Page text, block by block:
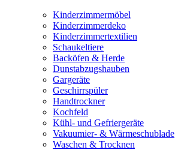
Kinderzimmermöbel
Kinderzimmerdeko
Kinderzimmertextilien
Schaukeltiere
Backöfen & Herde
Dunstabzugshauben
Gargeräte
Geschirrspüler
Handtrockner
Kochfeld
Kühl- und Gefriergeräte
Vakuumier- & Wärmeschublade
Waschen & Trocknen